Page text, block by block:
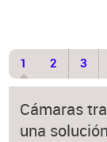
1 2 3
Cámaras
una solución